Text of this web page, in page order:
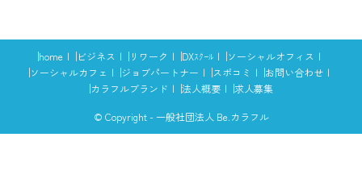
home ビジネス リワーク DXｽｸｰﾙ
ソーシャルオフィス
ソーシャルカフェ
ジョブパートナー スポコミ
お問い合わせ
カラフルブランド
法人概要 求人募集
© Copyright - 一般社団法人 Be.カラフル